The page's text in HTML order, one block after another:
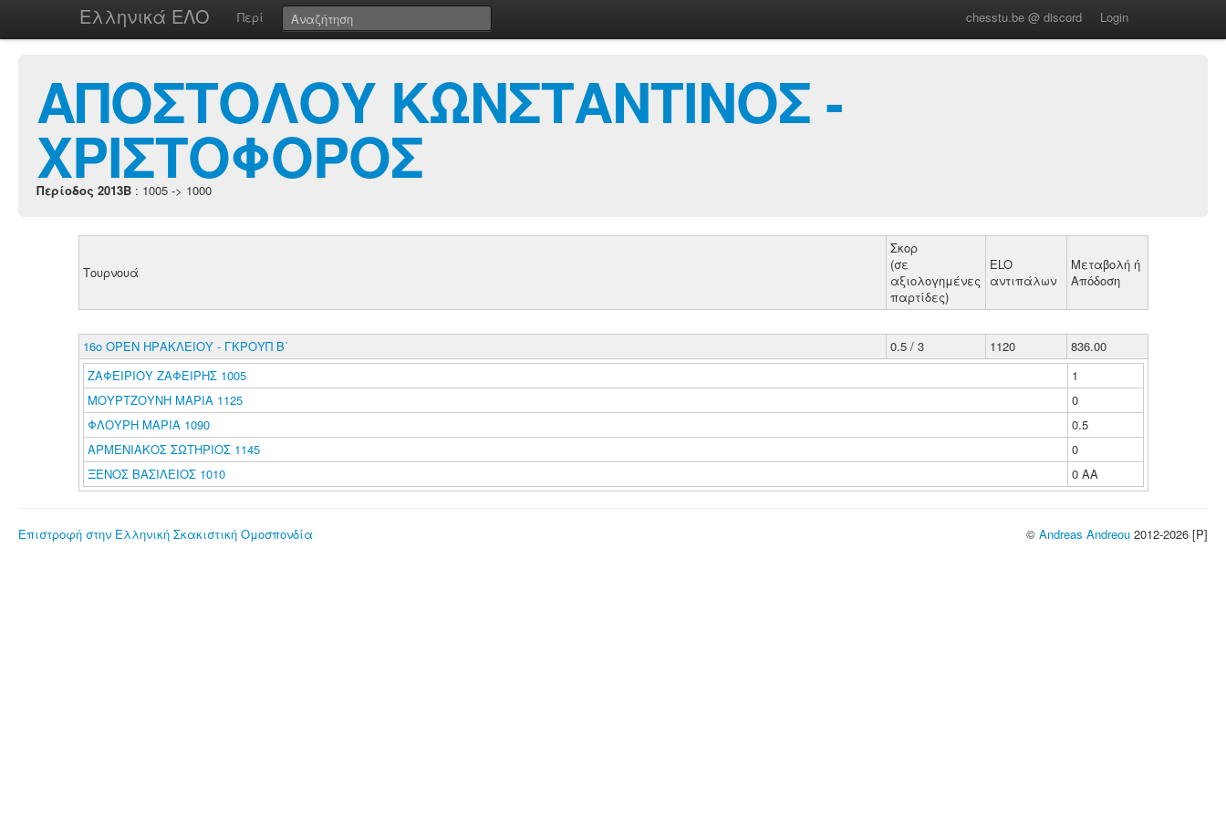
Ελληνικά ΕΛΟ Περί chesstu.be @ discord Login
ΑΠΟΣΤΟΛΟΥ ΚΩΝΣΤΑΝΤΙΝΟΣ -
ΧΡΙΣΤΟΦΟΡΟΣ
Περίοδος 2013B : 1005 -> 1000
Τουρνουά
Σκορ
(σε
αξιολογημένες
παρτίδες)
ELO
αντιπάλων
Μεταβολή ή
Απόδοση
16ο ΟΡΕΝ ΗΡΑΚΛΕΙΟΥ - ΓΚΡΟΥΠ Β΄ 0.5 / 3 1120
836.00
ΖΑΦΕΙΡΙΟΥ ΖΑΦΕΙΡΗΣ 1005
1
ΜΟΥΡΤΖΟΥΝΗ ΜΑΡΙΑ 1125
0
ΦΛΟΥΡΗ ΜΑΡΙΑ 1090
0.5
ΑΡΜΕΝΙΑΚΟΣ ΣΩΤΗΡΙΟΣ 1145
0
ΞΕΝΟΣ ΒΑΣΙΛΕΙΟΣ 1010
0 ΑΑ
Επιστροφή στην Ελληνική Σκακιστική Ομοσπονδία © Andreas Andreou 2012-2026 [P]